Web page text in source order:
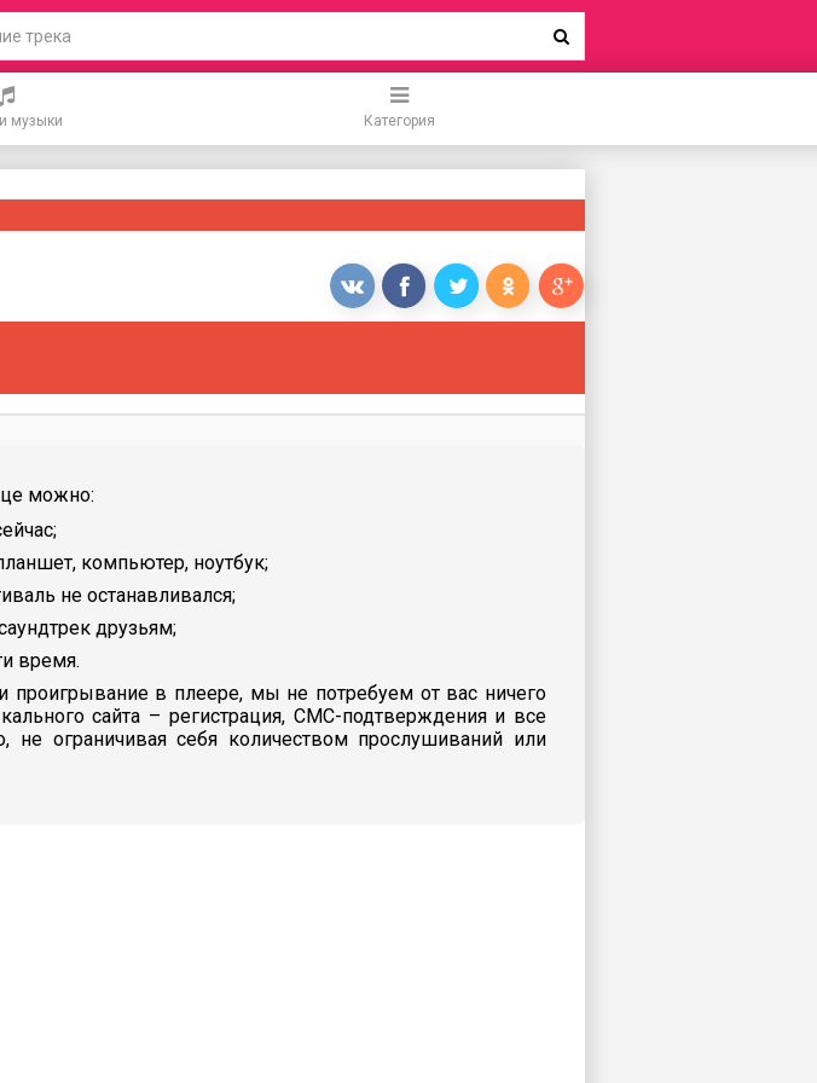
музыки Категория
можно:
компьютер, ноутбук;
не останавливался;
друзьям;
время.
в плеере, мы не потребуем от вас ничего
сайта – регистрация, СМС-подтверждения и все
не ограничивая себя количеством прослушиваний или